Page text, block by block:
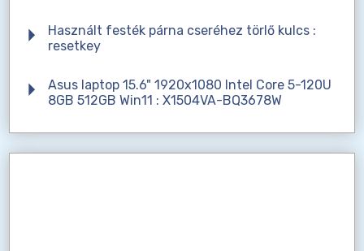
Használt festék párna cseréhez törlő kulcs :
resetkey
Asus laptop 15.6" 1920x1080 Intel Core 5-120U
8GB 512GB Win11 : X1504VA-BQ3678W